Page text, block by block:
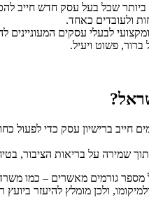
שכל בעל עסק חדש חייב
ולעובדים כאחד.
פשוט ויעיל.
חייב ברישיון עסק כדי לפעול
שמירה על בריאות הציבור,
גורמים מאשרים – כמו
ולכן מומלץ להיעזר